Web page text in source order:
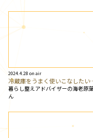
2024.4.28 on air
冷蔵庫をうまく使いこなしたい
暮らし整えアドバイザーの海老原
ん